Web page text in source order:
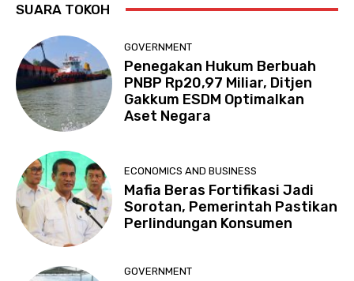
SUARA TOKOH
GOVERNMENT
Penegakan Hukum Berbuah
PNBP Rp20,97 Miliar, Ditjen
Gakkum ESDM Optimalkan
Aset Negara
ECONOMICS AND BUSINESS
Mafia Beras Fortifikasi Jadi
Sorotan, Pemerintah Pastikan
Perlindungan Konsumen
GOVERNMENT